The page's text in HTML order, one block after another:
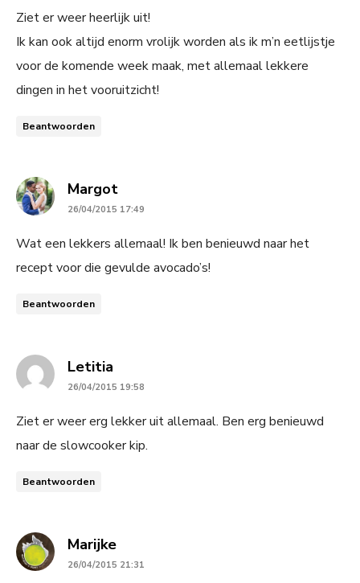
Ziet er weer heerlijk uit!
Ik kan ook altijd enorm vrolijk worden als ik m’n eetlijstje
voor de komende week maak, met allemaal lekkere
dingen in het vooruitzicht!
Beantwoorden
Margotsays:
26/04/2015 17:49
Wat een lekkers allemaal! Ik ben benieuwd naar het
recept voor die gevulde avocado’s!
Beantwoorden
Letitia
26/04/2015 19:58
Ziet er weer erg lekker uit allemaal. Ben erg benieuwd
naar de slowcooker kip.
Beantwoorden
Marijkesays:
26/04/2015 21:31